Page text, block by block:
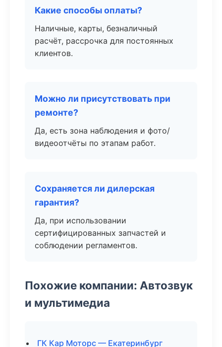
Какие способы оплаты?
Наличные, карты, безналичный
расчёт, рассрочка для постоянных
клиентов.
Можно ли присутствовать при
ремонте?
Да, есть зона наблюдения и фото/
видеоотчёты по этапам работ.
Сохраняется ли дилерская
гарантия?
Да, при использовании
сертифицированных запчастей и
соблюдении регламентов.
Похожие компании: Автозвук
и мультимедиа
ГК Кар Моторс — Екатеринбург